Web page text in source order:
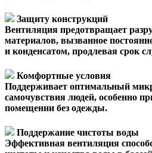
Защиту конструкций
Вентиляция предотвращает
материалов, вызванное
и конденсатом, продлевая срок
Комфортные условия
Поддерживает оптимальный
самочувствия людей, особенно
помещении без одежды.
Поддержание чистоты воды
Эффективная вентиляция